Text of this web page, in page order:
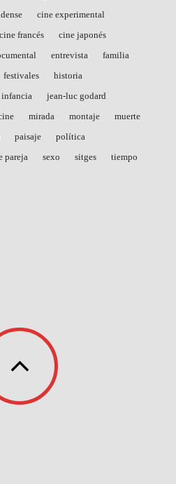
cine experimental
cine francés
cine japonés
entrevista
familia
festivales
historia
infancia
jean-luc godard
mirada montaje
muerte
paisaje
política
pareja sexo sitges
tiempo